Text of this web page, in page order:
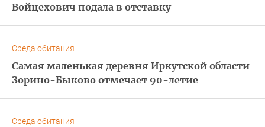
Войцехович подала в отставку
Среда обитания
Самая маленькая деревня Иркутской области
Зорино-Быково отмечает 90-летие
Среда обитания